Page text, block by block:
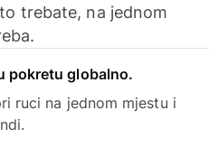
trebate, na jednom
pokretu globalno.
ruci na jednom mjestu i